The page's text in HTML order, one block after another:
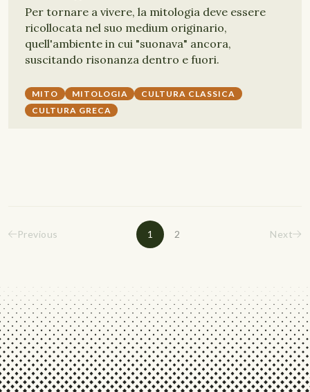
Per tornare a vivere, la mitologia deve essere
ricollocata nel suo medium originario,
quell'ambiente in cui "suonava" ancora,
suscitando risonanza dentro e fuori.
MITO MITOLOGIA
CULTURA CLASSICA
CULTURA GRECA
Previous 1 2 Next